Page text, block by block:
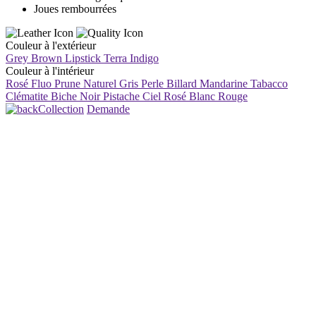
Joues rembourrées
Couleur à l'extérieur
Grey Brown Lipstick Terra Indigo
Couleur à l'intérieur
Rosé Fluo Prune Naturel Gris Perle Billard Mandarine Tabacco
Clématite Biche Noir Pistache Ciel Rosé Blanc Rouge
Collection Demande